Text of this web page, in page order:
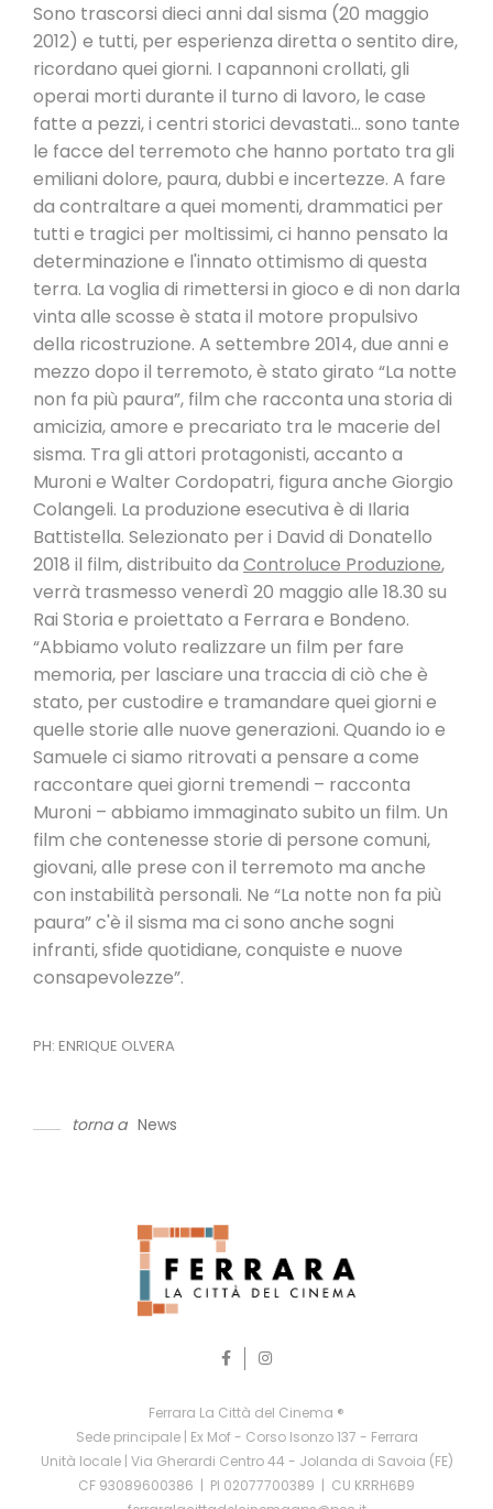
Sono trascorsi dieci anni dal sisma (20 maggio
2012) e tutti, per esperienza diretta o sentito dire,
ricordano quei giorni. I capannoni crollati, gli
operai morti durante il turno di lavoro, le case
fatte a pezzi, i centri storici devastati... sono tante
le facce del terremoto che hanno portato tra gli
emiliani dolore, paura, dubbi e incertezze. A fare
da contraltare a quei momenti, drammatici per
tutti e tragici per moltissimi, ci hanno pensato la
determinazione e l'innato ottimismo di questa
terra. La voglia di rimettersi in gioco e di non darla
vinta alle scosse è stata il motore propulsivo
della ricostruzione. A settembre 2014, due anni e
mezzo dopo il terremoto, è stato girato “La notte
non fa più paura”, film che racconta una storia di
amicizia, amore e precariato tra le macerie del
sisma. Tra gli attori protagonisti, accanto a
Muroni e Walter Cordopatri, figura anche Giorgio
Colangeli. La produzione esecutiva è di Ilaria
Battistella. Selezionato per i David di Donatello
2018 il film, distribuito da Controluce Produzione,
verrà trasmesso venerdì 20 maggio alle 18.30 su
Rai Storia e proiettato a Ferrara e Bondeno.
“Abbiamo voluto realizzare un film per fare
memoria, per lasciare una traccia di ciò che è
stato, per custodire e tramandare quei giorni e
quelle storie alle nuove generazioni. Quando io e
Samuele ci siamo ritrovati a pensare a come
raccontare quei giorni tremendi – racconta
Muroni – abbiamo immaginato subito un film. Un
film che contenesse storie di persone comuni,
giovani, alle prese con il terremoto ma anche
con instabilità personali. Ne “La notte non fa più
paura” c'è il sisma ma ci sono anche sogni
infranti, sfide quotidiane, conquiste e nuove
consapevolezze”.
PH: ENRIQUE OLVERA
torna a News
Ferrara La Città del Cinema ®
Sede principale | Ex Mof - Corso Isonzo 137 - Ferrara
Unità locale | Via Gherardi Centro 44 - Jolanda di Savoia (FE)
CF 93089600386 | PI 02077700389 | CU KRRH6B9